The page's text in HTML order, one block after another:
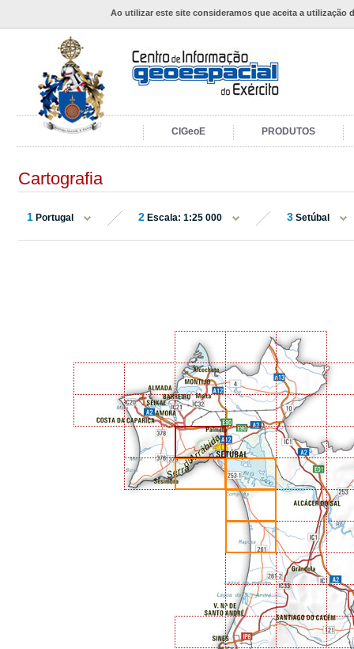
Ao utilizar este site consideramos que aceita a utilização
CIGeoE PRODUTOS
Cartografia
1 Portugal 2 Escala: 1:25 000 3 Setúbal